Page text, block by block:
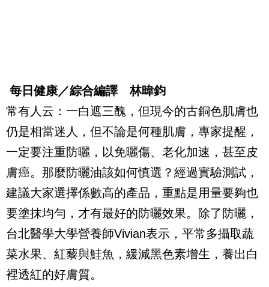
每日健康／綜合編譯 林暐鈞
常有人云：一白遮三醜，但現今的古銅色肌膚也
仍是相當迷人，但不論是何種肌膚，專家提醒，
一定要注重防曬，以免曬傷、老化加速，甚至皮
膚癌。那麼防曬油該如何慎選？經過實驗測試，
建議大家選擇係數高的產品，重點是用量要夠也
要塗抹均勻，才有最好的防曬效果。除了防曬，
台北醫學大學營養師Vivian表示，平常多攝取蔬
菜水果、紅藜與鮭魚，緩減黑色素增生，養出白
裡透紅的好膚質。